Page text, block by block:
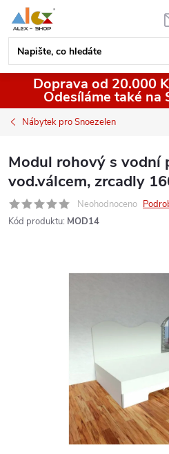
obsah
Doprava od 20.000
Odesíláme také na
Nábytek pro Snoezelen
Modul rohový s vodní
vod.válcem, zrcadly
Neohodnoceno
Kód produktu: MOD14